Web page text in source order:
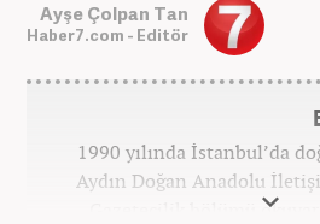
Ayşe Çolpan Tan
Haber7.com - Editör
1990 yılında İstanbul’da
Aydın Doğan Anadolu
Gazetecilik bölümü